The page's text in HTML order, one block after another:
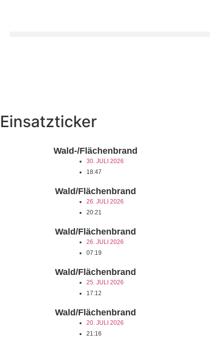
Einsatzticker
Wald-/Flächenbrand
30. JULI 2026
18:47
Wald/Flächenbrand
26. JULI 2026
20:21
Wald/Flächenbrand
26. JULI 2026
07:19
Wald/Flächenbrand
25. JULI 2026
17:12
Wald/Flächenbrand
20. JULI 2026
21:16